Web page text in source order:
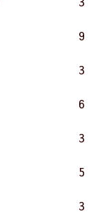
9
3
6
3
5
3